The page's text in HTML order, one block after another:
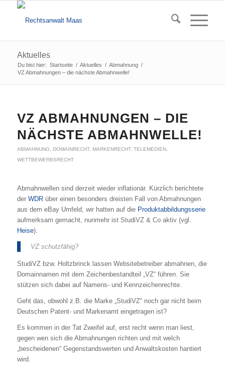
Aktuelles
Du bist hier: Startseite / Aktuelles / Abmahnung /
VZ Abmahnungen – die nächste Abmahnwelle!
VZ ABMAHNUNGEN – DIE
NÄCHSTE ABMAHNWELLE!
ABMAHNUNG DOMAINRECHT, MARKENRECHT, TELEMEDIEN,
WETTBEWERBSRECHT
Abmahnwellen sind derzeit wieder inflationär. Kürzlich berichtete
der WDR über einen besonders dreisten Fall von Abmahnungen
aus dem eBay Umfeld, wir hatten auf die Produktabbildungsserie
aufmerksam gemacht, nunmehr ist StudiVZ & Co aktiv (vgl.
Heise).
VZ schutzfähig?
StudiVZ bzw. Holtzbrinck lassen Websitebetreiber abmahnen, die
Domainnamen mit dem Zeichenbestandteil „VZ“ führen. Sie
stützen sich dabei auf Namens- und Kennzeichenrechte.
Geht das, obwohl z.B. die Marke „StudiVZ“ noch gar nicht beim
Deutschen Patent- und Markenamt eingetragen ist?
Es kommen in der Tat Zweifel auf, erst recht wenn man liest,
gegen wen sich die Abmahnungen richten und mit welch
„bescheidenen“ Gegenstandswerten und Anwaltskosten hantiert
wird.